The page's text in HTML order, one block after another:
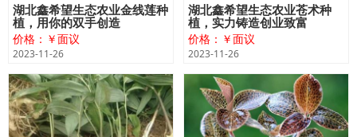
湖北鑫希望生态农业金线莲种
植，用你的双手创造
价格：￥面议
2023-11-26
湖北鑫希望生态农业苍术种
植，实力铸造创业致富
价格：￥面议
2023-11-26